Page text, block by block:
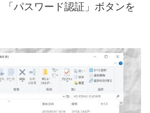
パスワード認証」ボタンを